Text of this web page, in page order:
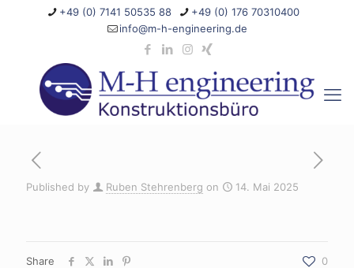
+49 (0) 7141 50535 88
+49 (0) 176 70310400
info@m-h-engineering.de
Published by Ruben Stehrenberg on 14. Mai 2025
Share 0